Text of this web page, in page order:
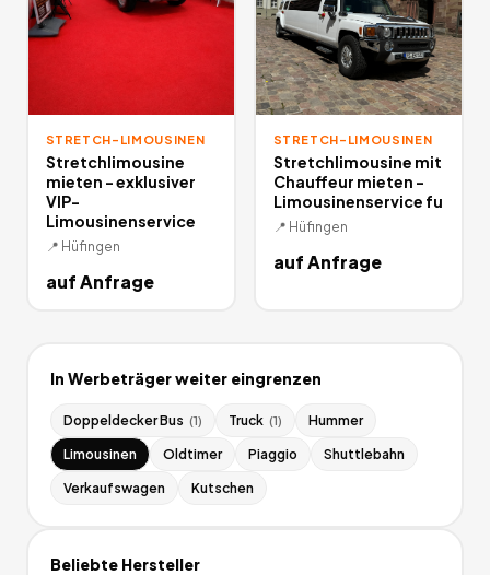
STRETCH-LIMOUSINEN
Stretchlimousine
mieten - exklusiver
VIP-
Limousinenservice
📍 Hüfingen
auf Anfrage
STRETCH-LIMOUSINEN
Stretchlimousine mit
Chauffeur mieten -
Limousinenservice fu
📍 Hüfingen
auf Anfrage
In Werbeträgerweiter eingrenzen
Doppeldecker Bus (1) Truck (1) Hummer
Limousinen Oldtimer Piaggio Shuttlebahn
Verkaufswagen Kutschen
Beliebte Hersteller